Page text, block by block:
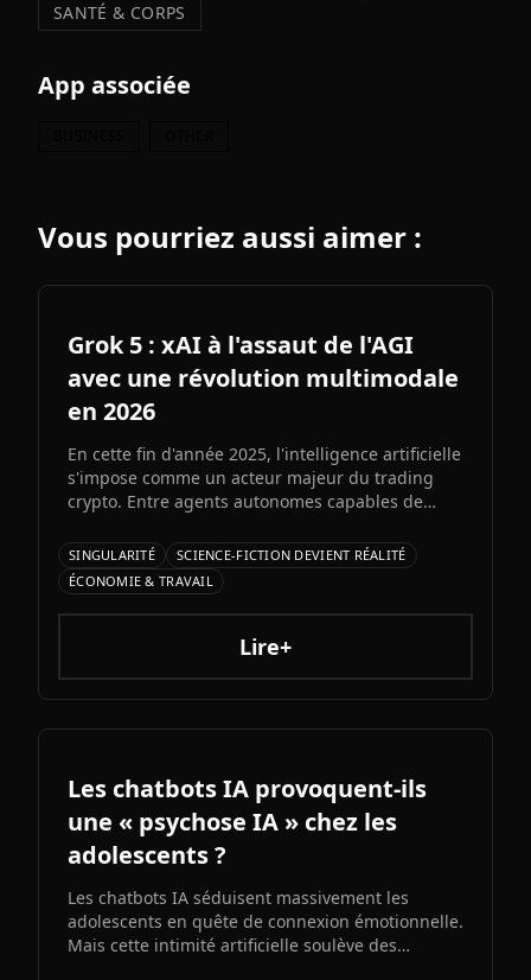
SANTÉ & CORPS
App associée
Vous pourriez aussi aimer :
Grok 5 : xAI à l'assaut de l'AGI
avec une révolution multimodale
en 2026
En cette fin d'année 2025, l'intelligence artificielle
s'impose comme un acteur majeur du trading
crypto. Entre agents autonomes capables de
d'Elon Musk s'annonce comme l'un des paris les
plus audacieux de l'histoire de l'IA. Entre
architecture colossale, capacités multimodales
natives et ambitions AGI assumées, Grok 5
pourrait redessiner le paysage de l'intelligence
SINGULARITÉ
SCIENCE-FICTION DEVIENT RÉALITÉ
ÉCONOMIE & TRAVAIL
Lire+
Les chatbots IA provoquent-ils
une « psychose IA » chez les
adolescents ?
Les chatbots IA séduisent massivement les
adolescents en quête de connexion émotionnelle.
Mais cette intimité artificielle soulève des